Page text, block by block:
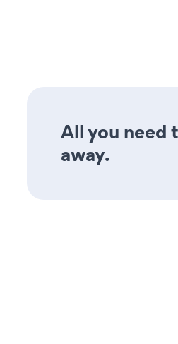
All you need
away.